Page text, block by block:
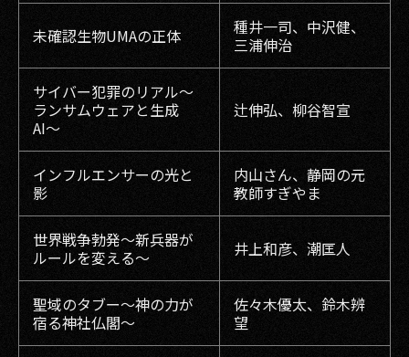
未確認生物UMAの正体
種井一司、中沢健、
三浦伸治
サイバー犯罪のリアル〜
ランサムウェアと生成
AI〜
辻伸弘、柳谷智宣
インフルエンサーの光と
影
内山さん、静岡の元
教師すぎやま
世界戦争勃発〜新兵器が
ルールを変える～
井上和彦、潮匡人
聖域のタブー〜神の力が
宿る神社仏閣〜
佐々木優太、鈴木辨
望